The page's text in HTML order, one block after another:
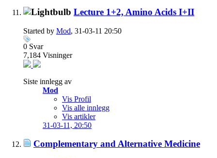
Lecture 1+2, Amino Acids I+II
Started by Mod, 31-03-11 20:50
0 Svar
7,184 Visninger
Siste innlegg av
Mod
Vis Profil
Vis alle innlegg
Vis artikler
31-03-11, 20:50
Complementary and Alternative Medicine